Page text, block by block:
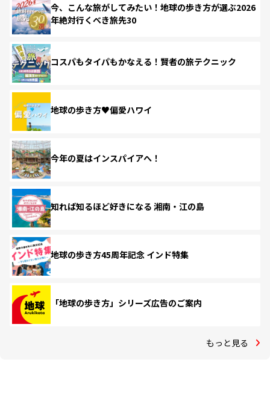
今、こんな旅がしてみたい！地球の歩き方が選ぶ2026
年絶対行くべき旅先30
コスパもタイパもかなえる！賢者の旅テクニック
地球の歩き方♥偏愛ハワイ
今年の夏はインスパイアへ！
知れば知るほど好きになる 湘南・江の島
地球の歩き方45周年記念 インド特集
「地球の歩き方」シリーズ広告のご案内
もっと見る